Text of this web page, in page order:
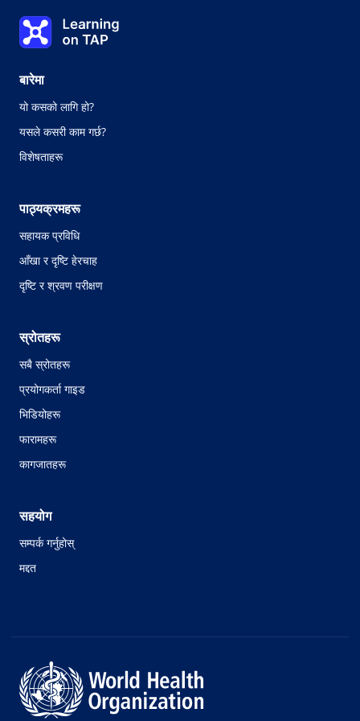
0%
पाठ १
पाठ:0 को 0
Learning on TAP - घर
बारेमा
यो कसको लागि हो?
यसले कसरी काम गर्छ?
विशेषताहरू
पाठ्यक्रमहरू
सहायक प्रविधि
आँखा र दृष्टि हेरचाह
दृष्टि र श्रवण परीक्षण
स्रोतहरू
सबै स्रोतहरू
प्रयोगकर्ता गाइड
भिडियोहरू
फारामहरू
कागजातहरू
सहयोग
सम्पर्क गर्नुहोस्
मद्दत